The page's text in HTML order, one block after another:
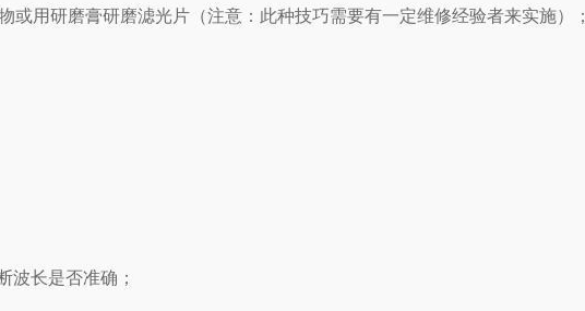
或用研磨膏研磨滤光片（注意：此种技巧需要有一定维修经验者来实施）；
波长是否准确；